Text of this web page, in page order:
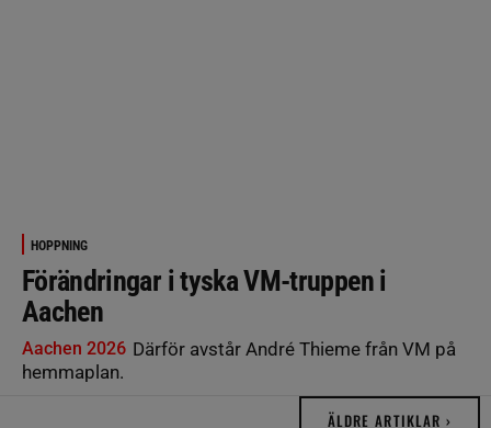
HOPPNING
Förändringar i tyska VM-truppen i
Aachen
Aachen 2026 Därför avstår André Thieme från VM på
hemmaplan.
ÄLDRE ARTIKLAR ›